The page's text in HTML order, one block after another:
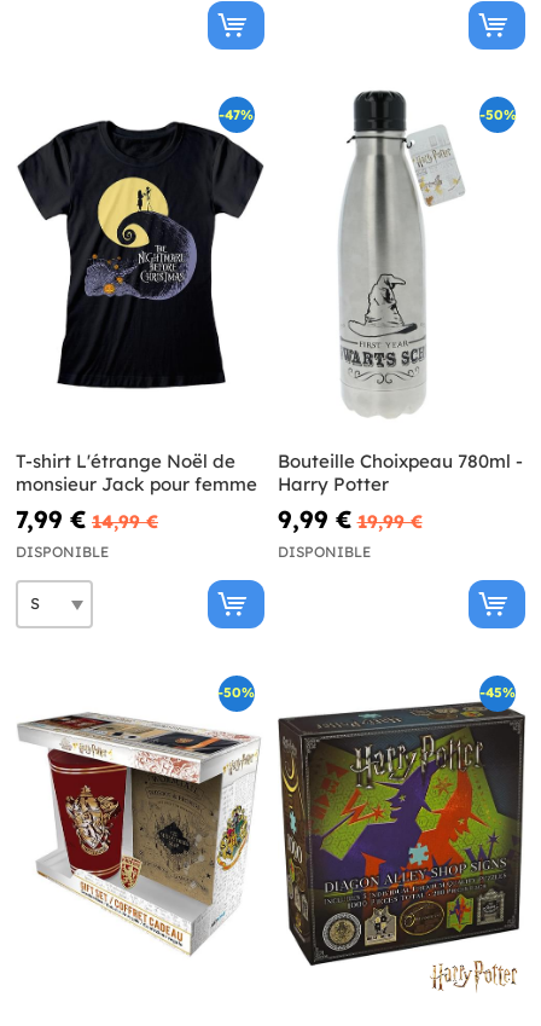
-47%
T-shirt L'étrange Noël de
monsieur Jack pour femme
7,99 € 14,99 €
DISPONIBLE
-50%
Bouteille Choixpeau 780ml -
Harry Potter
9,99 € 19,99 €
DISPONIBLE
-50% -45%